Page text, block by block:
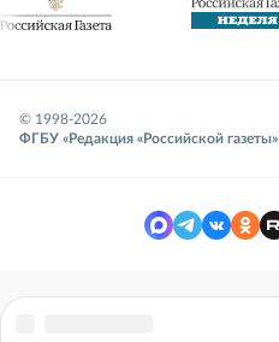
© 1998-2026
ФГБУ «Редакция «Российской газеты»